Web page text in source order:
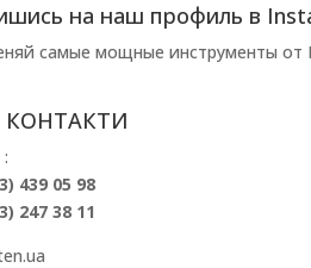
на наш профиль в
самые мощные инструменты от
КОНТАКТИ
439 05 98
247 38 11